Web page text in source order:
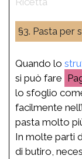
§3. Pasta per
Quando lo
si può fare
lo sfoglio
facilmente
pasta molto
In molte parti
di butiro,